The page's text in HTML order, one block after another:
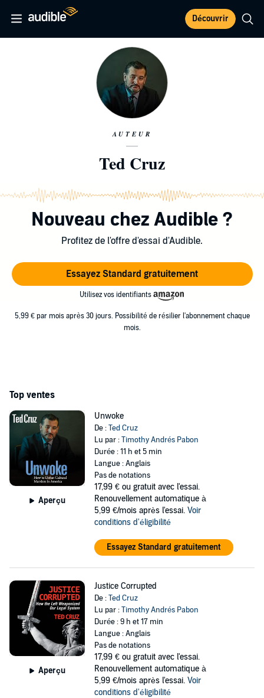
Découvrir
AUTEUR
Ted Cruz
Nouveau chez Audible ?
Profitez de l'offre d'essai d'Audible.
Essayez Standard gratuitement
Utilisez vos identifiants
5,99 € par mois après 30 jours. Possibilité de résilier l'abonnement chaque
mois.
Top ventes
Aperçu
Unwoke
De :Ted Cruz
Lu par :Timothy Andrés Pabon
Durée : 11 h et 5 min
Langue : Anglais
Pas de notations
17,99 € ou gratuit avec l'essai.
Renouvellement automatique à
5,99 €/mois après l'essai. Voir
conditions d'éligibilité
Essayez Standard gratuitement
Aperçu
Justice Corrupted
De :Ted Cruz
Lu par :Timothy Andrés Pabon
Durée : 9 h et 17 min
Langue : Anglais
Pas de notations
17,99 € ou gratuit avec l'essai.
Renouvellement automatique à
5,99 €/mois après l'essai. Voir
conditions d'éligibilité